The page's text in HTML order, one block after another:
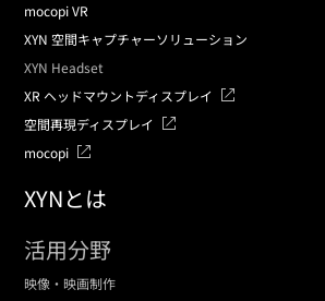
mocopi VR
XYN 空間キャプチャーソリューション
XYN Headset
XR ヘッドマウントディスプレイ
空間再現ディスプレイ
mocopi
XYNとは
活用分野
映像・映画制作